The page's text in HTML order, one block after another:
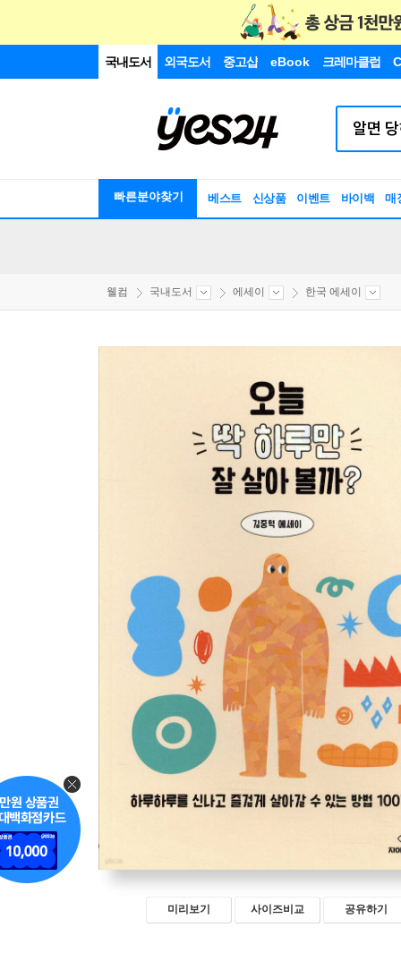
국내도서 외국도서 중고샵 eBook 크레마클럽
빠른분야찾기 베스트 신상품 이벤트 바이백 매
웰컴 국내도서 에세이 한국 에세이
미리보기 사이즈비교 공유하기